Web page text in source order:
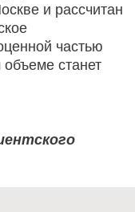
и рассчитан
частью
станет